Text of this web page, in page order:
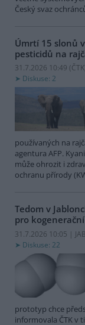
Český svaz
Úmrtí 15 slonů
pesticidů na
31.7.2026 10:49 (ČTK
Diskuse: 2
používaných na
agentura AFP.
může ohrozit i
ochranu přírody
Tedom v
pro
31.7.2026 10:05 |
Diskuse: 22
prototyp chce
informovala ČTK v